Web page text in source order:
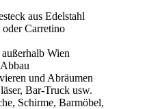
aus Edelstahl
Carretino
Wien
und Abräumen
Bar-Truck usw.
Schirme, Barmöbel,